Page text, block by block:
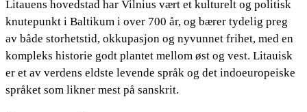
Litauens hovedstad har Vilnius vært et kulturelt og politisk
knutepunkt i Baltikum i over 700 år, og bærer tydelig preg
av både storhetstid, okkupasjon og nyvunnet frihet, med en
kompleks historie godt plantet mellom øst og vest. Litauisk
er et av verdens eldste levende språk og det indoeuropeiske
språket som likner mest på sanskrit.